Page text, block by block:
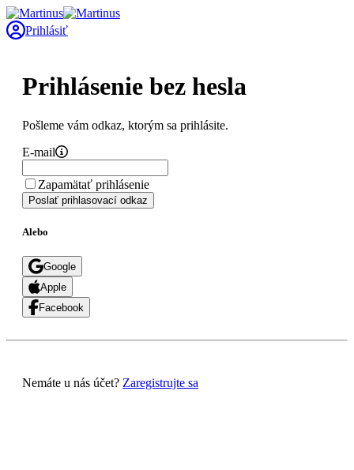
Prihlásiť
Prihlásenie bez hesla
Pošleme vám odkaz, ktorým sa prihlásite.
E-mail
Zapamätať prihlásenie
Poslať prihlasovací odkaz
Alebo
Google
Apple
Facebook
Nemáte u nás účet? Zaregistrujte sa